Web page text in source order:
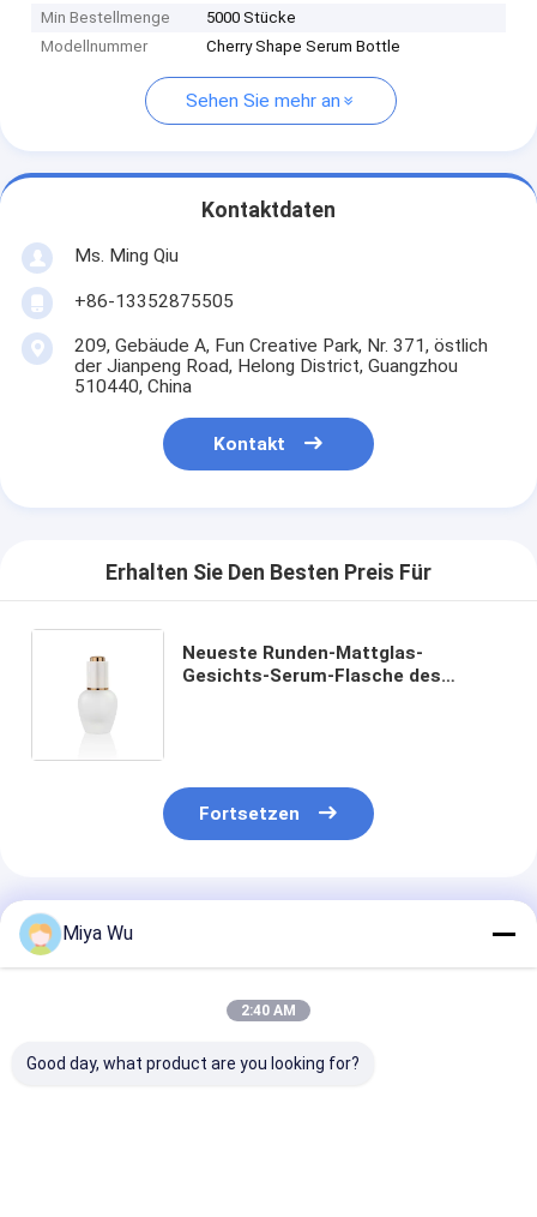
Min Bestellmenge
5000 Stücke
Modellnummer
Cherry Shape Serum Bottle
Sehen Sie mehr an
Kontaktdaten
Ms. Ming Qiu
+86-13352875505
209, Gebäude A, Fun Creative Park, Nr. 371, östlich
der Jianpeng Road, Helong District, Guangzhou
510440, China
Kontakt
Erhalten Sie Den Besten Preis Für
Neueste Runden-Mattglas-
Gesichts-Serum-Flasche des
Fortsetzen
Empfohlene Produkte
Miya Wu
2:40 AM
Good day, what product are you looking for?